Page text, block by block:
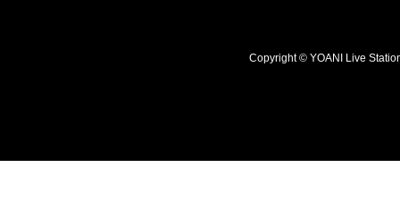
Copyright © YOANI Live